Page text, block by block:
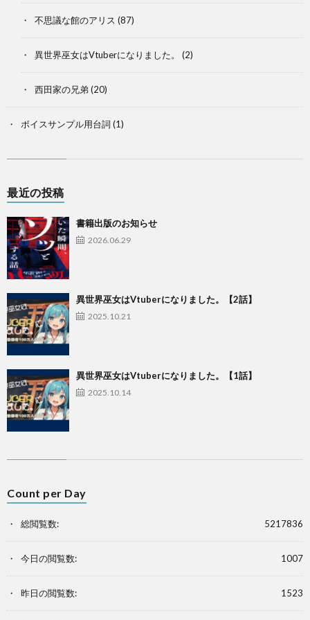
不思議な館のアリス (87)
異世界巫女はVtuberになりました。 (2)
西田家の兄弟(20)
ボイスサンプル用台詞 (1)
最近の投稿
書籍出版のお知らせ
2026.06.29
異世界巫女はVtuberになりました。【2話】
2025.10.21
異世界巫女はVtuberになりました。【1話】
2025.10.14
Count per Day
5217836
総閲覧数:
1007
今日の閲覧数:
1523
昨日の閲覧数: